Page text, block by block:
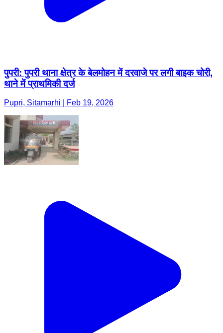
पुपरी: पुपरी थाना क्षेत्र के बेलमोहन में दरवाजे पर लगी बाइक चोरी,
थाने में प्राथमिकी दर्ज
Pupri, Sitamarhi | Feb 19, 2026